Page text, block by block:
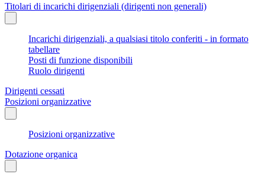
Titolari di incarichi dirigenziali (dirigenti non generali)
Incarichi dirigenziali, a qualsiasi titolo conferiti - in formato
tabellare
Posti di funzione disponibili
Ruolo dirigenti
Dirigenti cessati
Posizioni organizzative
Posizioni organizzative
Dotazione organica